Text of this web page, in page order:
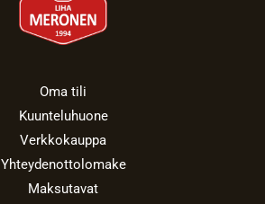
Oma tili
Kuunteluhuone
Verkkokauppa
Yhteydenottolomake
Maksutavat